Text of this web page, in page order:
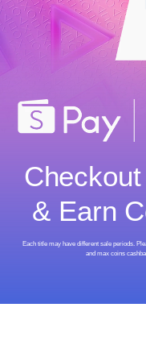
& Earn
Each title may have different sale periods.
and max coins